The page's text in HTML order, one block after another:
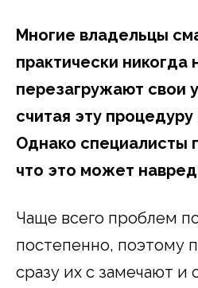
Многие владельцы
практически никогда
перезагружают свои
считая эту
Однако специалисты
что это может
Чаще всего проблем
постепенно, поэтому
сразу их с замечают и